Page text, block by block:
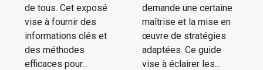
de tous. Cet exposé
vise à fournir des
informations clés et
des méthodes
efficaces pour...
demande une certaine
maîtrise et la mise en
œuvre de stratégies
adaptées. Ce guide
vise à éclairer les...